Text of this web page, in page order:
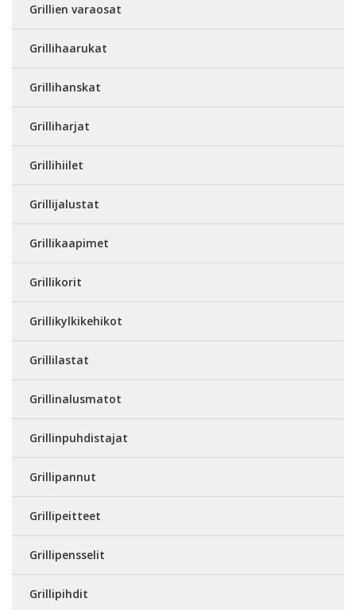
Grillien varaosat
Grillihaarukat
Grillihanskat
Grilliharjat
Grillihiilet
Grillijalustat
Grillikaapimet
Grillikorit
Grillikylkikehikot
Grillilastat
Grillinalusmatot
Grillinpuhdistajat
Grillipannut
Grillipeitteet
Grillipensselit
Grillipihdit